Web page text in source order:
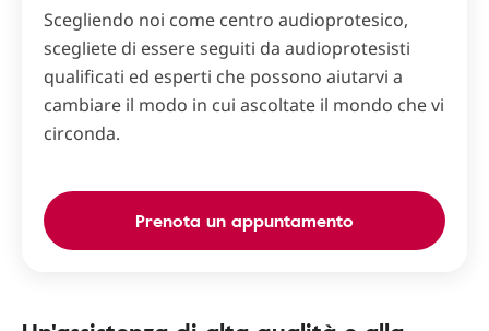
Scegliendo noi come centro audioprotesico,
scegliete di essere seguiti da audioprotesisti
qualificati ed esperti che possono aiutarvi a
cambiare il modo in cui ascoltate il mondo che vi
circonda.
Prenota un appuntamento